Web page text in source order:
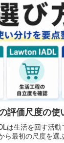
評価尺度の使
は生活を回す活
最初の尺度を選